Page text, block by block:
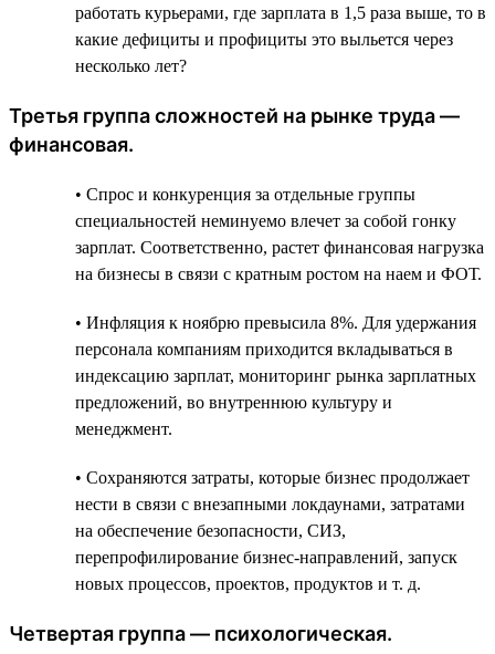
работать курьерами, где зарплата в 1,5 раза выше, то в
какие дефициты и профициты это выльется через
несколько лет?
Третья группа сложностей на рынке труда —
финансовая.
• Спрос и конкуренция за отдельные группы
специальностей неминуемо влечет за собой гонку
зарплат. Соответственно, растет финансовая нагрузка
на бизнесы в связи с кратным ростом на наем и ФОТ.
• Инфляция к ноябрю превысила 8%. Для удержания
персонала компаниям приходится вкладываться в
индексацию зарплат, мониторинг рынка зарплатных
предложений, во внутреннюю культуру и
менеджмент.
• Сохраняются затраты, которые бизнес продолжает
нести в связи c внезапными локдаунами, затратами
на обеспечение безопасности, СИЗ,
перепрофилирование бизнес-направлений, запуск
новых процессов, проектов, продуктов и т. д.
Четвертая группа — психологическая.